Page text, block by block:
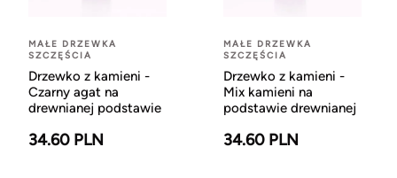
MAŁE DRZEWKA
SZCZĘŚCIA
Drzewko z kamieni -
Czarny agat na
drewnianej podstawie
34.60 PLN
MAŁE DRZEWKA
SZCZĘŚCIA
Drzewko z kamieni -
Mix kamieni na
podstawie drewnianej
34.60 PLN